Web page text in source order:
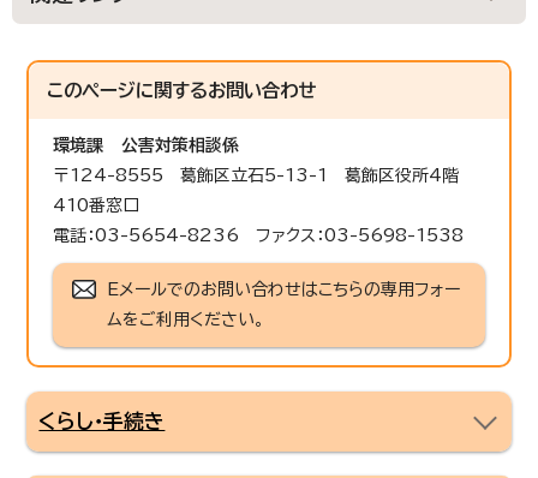
このページに関するお問い合わせ
環境課
公害対策相談係
〒124-8555 葛飾区立石5-13-1 葛飾区役所4階
410番窓口
電話：03-5654-8236 ファクス：03-5698-1538
Eメールでのお問い合わせはこちらの専用フォー
ムをご利用ください。
くらし・手続き